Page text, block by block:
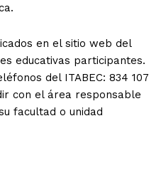
en el sitio web del
educativas participantes.
del ITABEC: 834 107
con el área responsable
facultad o unidad